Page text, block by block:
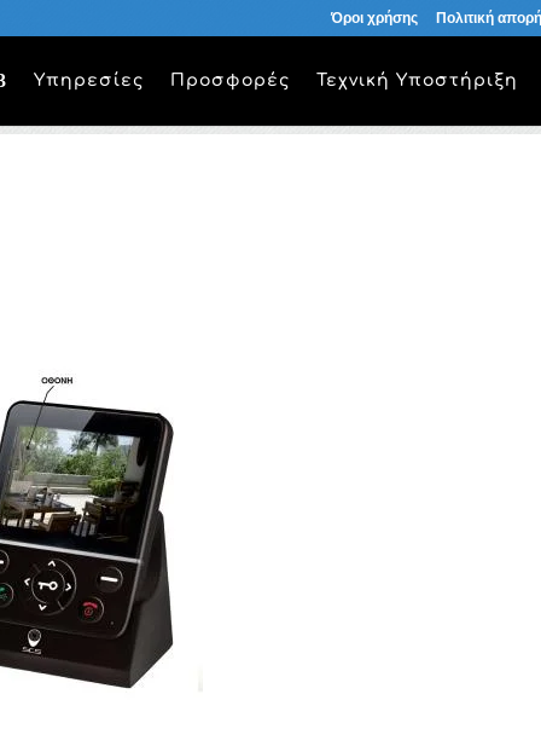
Όροι χρήσης Πολιτική
Υπηρεσίες Προσφορές Τεχνική Υποστήριξη